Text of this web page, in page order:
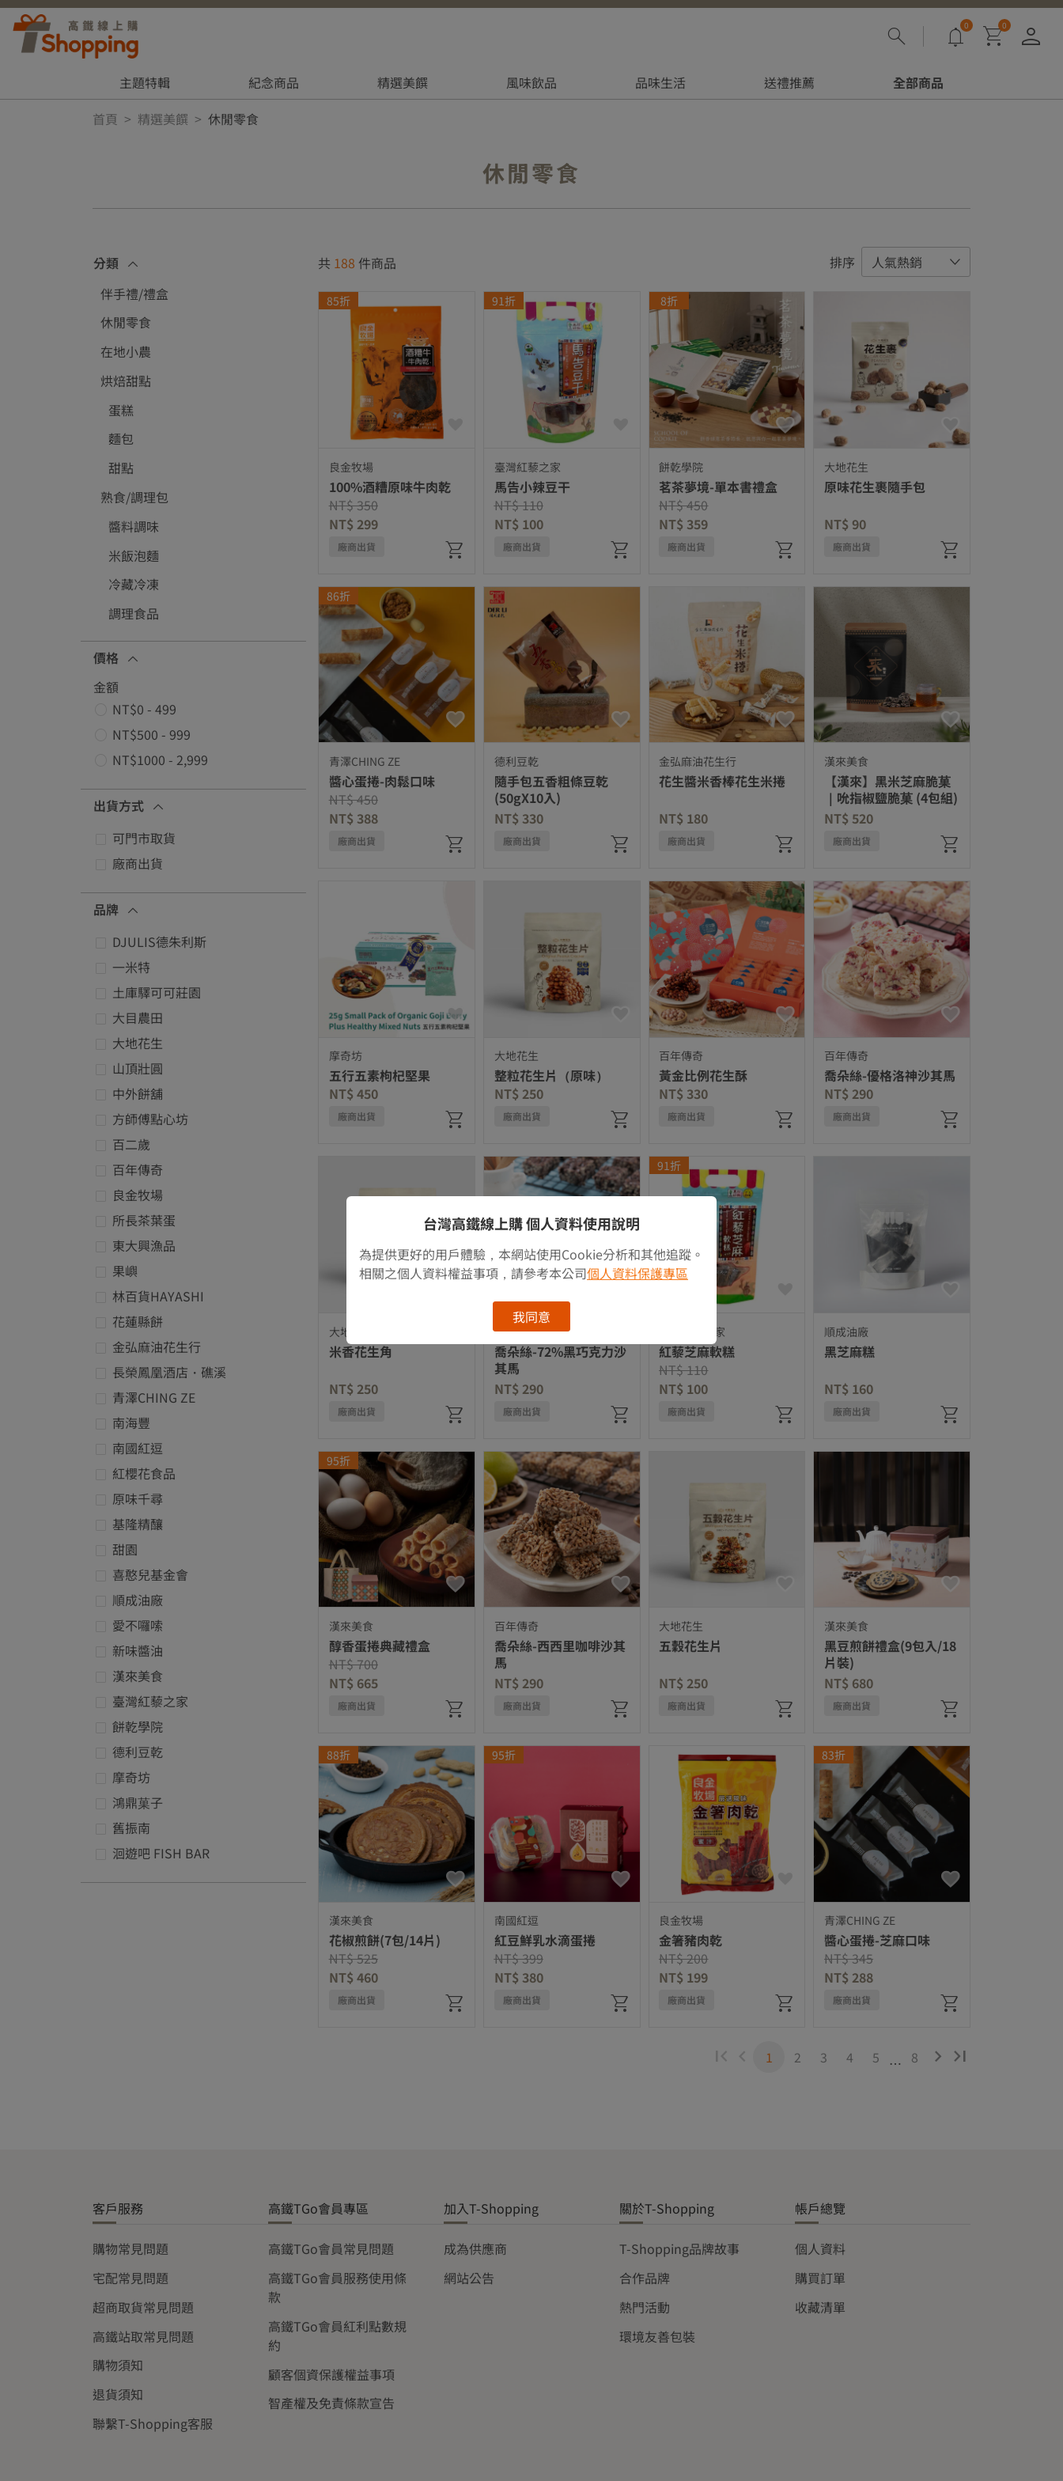
0 0 登
主題特輯 紀念商品 精選美饌 風味飲品 品味生活 送禮推薦
全部商品
首頁
精選美饌 休閒零食
休閒零食
分類
伴手禮/禮盒
休閒零食
在地小農
烘焙甜點
蛋糕
麵包
甜點
熟食/調理包
醬料調味
米飯泡麵
冷藏冷凍
調理食品
價格
金額
NT$0 - 499
優化項價格: NT$0 - 499
NT$500 - 999
優化項價格: NT$500 - 999
NT$1000 - 2,999
出貨方式
可門市取貨
優化項出貨方式: 可門市取貨
廠商出貨
品牌
DJULIS德朱利斯
優化項品牌: DJULIS德朱利斯
一米特
優化項品牌: 一米特
土庫驛可可莊園
優化項品牌: 土庫驛可可莊園
大目農田
優化項品牌: 大目農田
大地花生
優化項品牌: 大地花生
山頂壯圓
優化項品牌: 山頂壯圓
中外餅舖
優化項品牌: 中外餅舖
方師傅點心坊
優化項品牌: 方師傅點心坊
百二歲
優化項品牌: 百二歲
百年傳奇
優化項品牌: 百年傳奇
良金牧場
優化項品牌: 良金牧場
所長茶葉蛋
優化項品牌: 所長茶葉蛋
東大興漁品
優化項品牌: 東大興漁品
果嶼
優化項品牌: 果嶼
林百貨HAYASHI
優化項品牌: 林百貨HAYASHI
花蓮縣餅
優化項品牌: 花蓮縣餅
金弘麻油花生行
優化項品牌: 金弘麻油花生行
長榮鳳凰酒店・礁溪
優化項品牌: 長榮鳳凰酒店・礁溪
青澤CHING ZE
優化項品牌: 青澤CHING ZE
南海豐
優化項品牌: 南海豐
南國紅逗
優化項品牌: 南國紅逗
紅櫻花食品
優化項品牌: 紅櫻花食品
原味千尋
優化項品牌: 原味千尋
基隆精釀
優化項品牌: 基隆精釀
甜園
優化項品牌: 甜園
喜憨兒基金會
優化項品牌: 喜憨兒基金會
順成油廠
優化項品牌: 順成油廠
愛不囉嗦
優化項品牌: 愛不囉嗦
新味醬油
優化項品牌: 新味醬油
漢來美食
優化項品牌: 漢來美食
臺灣紅藜之家
優化項品牌: 臺灣紅藜之家
餅乾學院
優化項品牌: 餅乾學院
德利豆乾
優化項品牌: 德利豆乾
摩奇坊
優化項品牌: 摩奇坊
鴻鼎菓子
優化項品牌: 鴻鼎菓子
舊振南
優化項品牌: 舊振南
洄遊吧 FISH BAR
共 188 件商品 排序
良金牧場
85折
100%酒糟原味牛肉乾
Price reduced from
NT$ 350to
NT$ 299
廠商出貨
臺灣紅藜之家
91折
馬告小辣豆干
Price reduced from
NT$ 110to
NT$ 100
廠商出貨
餅乾學院
8折
茗茶夢境-單本書禮盒
Price reduced from
NT$ 450to
NT$ 359
廠商出貨
大地花生
原味花生裹隨手包
NT$ 90
廠商出貨
青澤CHING ZE
86折
醬心蛋捲-肉鬆口味
Price reduced from
NT$ 450to
NT$ 388
廠商出貨
德利豆乾
隨手包五香粗條豆乾
(50gX10入)
NT$ 330
廠商出貨
金弘麻油花生行
花生醬米香棒花生米捲
NT$ 180
廠商出貨
漢來美食
【漢來】黑米芝麻脆菓
｜吮指椒鹽脆菓 (4包組)
NT$ 520
廠商出貨
摩奇坊
五行五素枸杞堅果
NT$ 450
廠商出貨
大地花生
整粒花生片（原味）
NT$ 250
廠商出貨
百年傳奇
黃金比例花生酥
NT$ 330
廠商出貨
百年傳奇
喬朵絲-優格洛神沙其馬
NT$ 290
廠商出貨
大地花生
米香花生角
NT$ 250
廠商出貨
百年傳奇
喬朵絲-72%黑巧克力沙
其馬
NT$ 290
廠商出貨
臺灣紅藜之家
91折
紅藜芝麻軟糕
Price reduced from
NT$ 110to
NT$ 100
廠商出貨
順成油廠
黑芝麻糕
NT$ 160
廠商出貨
漢來美食
95折
醇香蛋捲典藏禮盒
Price reduced from
NT$ 700to
NT$ 665
廠商出貨
百年傳奇
喬朵絲-西西里咖啡沙其
馬
NT$ 290
廠商出貨
大地花生
五穀花生片
NT$ 250
廠商出貨
漢來美食
黑豆煎餅禮盒(9包入/18
片裝)
NT$ 680
廠商出貨
漢來美食
88折
花椒煎餅(7包/14片)
Price reduced from
NT$ 525to
NT$ 460
廠商出貨
南國紅逗
95折
紅豆鮮乳水滴蛋捲
Price reduced from
NT$ 399to
NT$ 380
廠商出貨
良金牧場
金箸豬肉乾
Price reduced from
NT$ 200to
NT$ 199
廠商出貨
青澤CHING ZE
83折
醬心蛋捲-芝麻口味
Price reduced from
NT$ 345to
NT$ 288
廠商出貨
1 2 3 4 5 … 8
客戶服務
購物常見問題
宅配常見問題
超商取貨常見問題
高鐵站取常見問題
購物須知
退貨須知
聯繫T-Shopping客服
高鐵TGo會員專區
高鐵TGo會員常見問題
高鐵TGo會員服務使用條
款
高鐵TGo會員紅利點數規
約
顧客個資保護權益事項
智產權及免責條款宣告
加入T-Shopping
成為供應商
網站公告
關於T-Shopping
T-Shopping品牌故事
合作品牌
熱門活動
環境友善包裝
帳戶總覽
個人資料
購買訂單
收藏清單
台灣高鐵線上購 個人資料使用說明
為提供更好的用戶體驗，本網站使用Cookie分析和其他追蹤。
相關之個人資料權益事項，請參考本公司個人資料保護專區
我同意